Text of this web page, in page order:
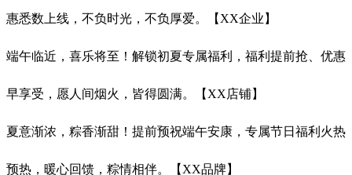
惠悉数上线，不负时光，不负厚爱。【XX企业】
端午临近，喜乐将至！解锁初夏专属福利，福利提前抢、优惠
早享受，愿人间烟火，皆得圆满。【XX店铺】
夏意渐浓，粽香渐甜！提前预祝端午安康，专属节日福利火热
预热，暖心回馈，粽情相伴。【XX品牌】